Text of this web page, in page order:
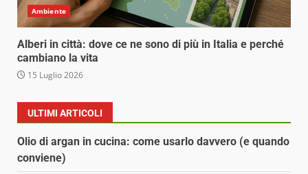
Ambiente
Alberi in città: dove ce ne sono di più in Italia e perché
cambiano la vita
15 Luglio 2026
ULTIMI ARTICOLI
Olio di argan in cucina: come usarlo davvero (e quando
conviene)